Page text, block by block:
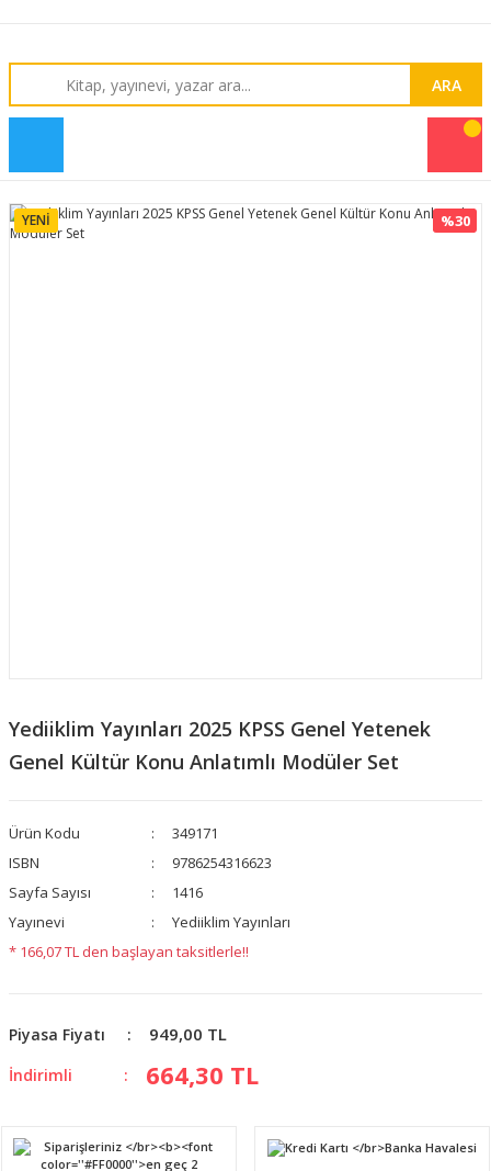
ARA
%30
YENİ
Yediiklim Yayınları 2025 KPSS Genel Yetenek
Genel Kültür Konu Anlatımlı Modüler Set
Ürün Kodu
349171
ISBN
9786254316623
Sayfa Sayısı
1416
Yayınevi
Yediiklim Yayınları
* 166,07 TL den başlayan taksitlerle!!
Piyasa Fiyatı 949,00 TL
İndirimli 664,30 TL